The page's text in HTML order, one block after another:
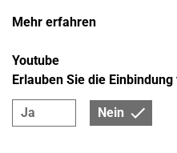
Mehr erfahren
Ja Nein
Youtube
Erlauben Sie die